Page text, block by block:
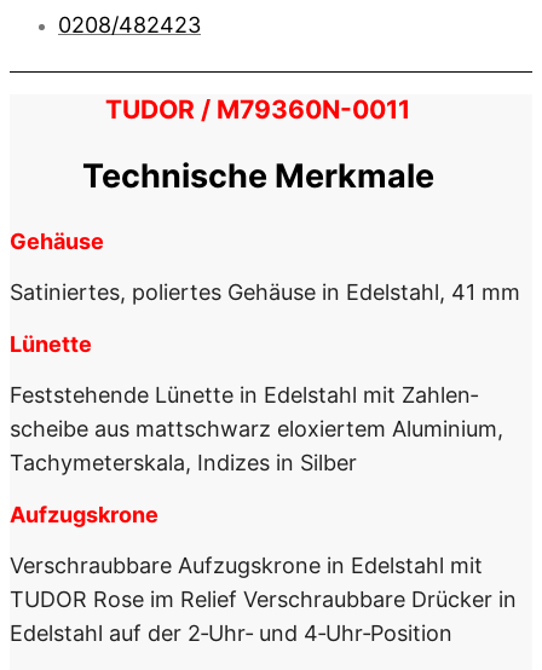
0208/482423
TUDOR / M79360N-0011
Technische Merkmale
Gehäuse
Satiniertes, poliertes Gehäuse in Edelstahl, 41 mm
Lünette
Feststehende Lünette in Edelstahl mit Zahlen­
scheibe aus mattschwarz eloxiertem Aluminium,
Tachymeter­skala, Indizes in Silber
Aufzugskrone
Verschraubbare Aufzugskrone in Edelstahl mit
TUDOR Rose im Relief Verschraubbare Drücker in
Edelstahl auf der 2‑Uhr‑ und 4‑Uhr‑Position